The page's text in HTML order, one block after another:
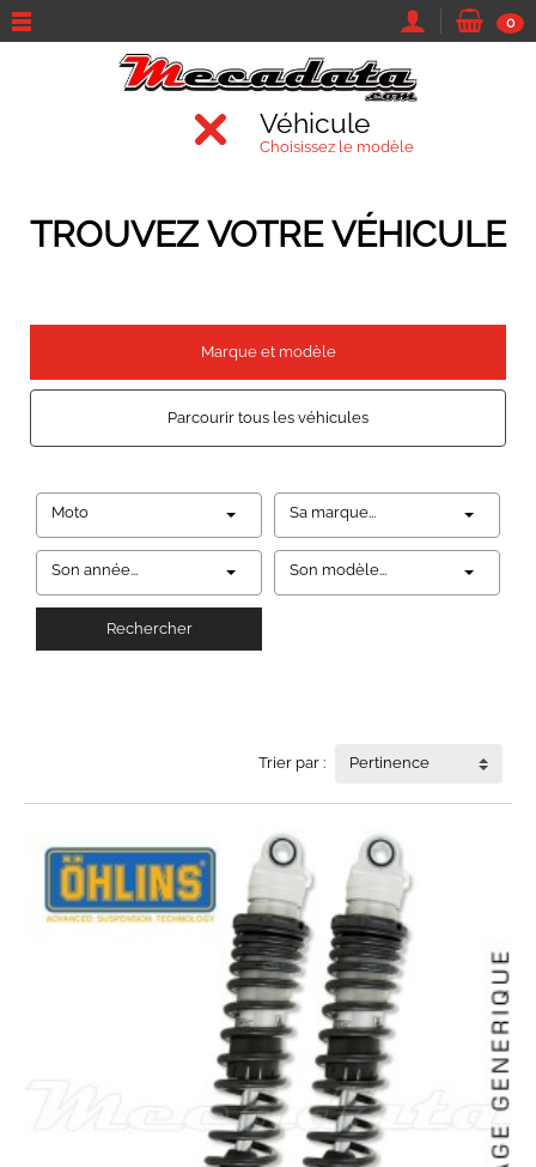
0
Véhicule
Choisissez le modèle
TROUVEZ VOTRE VÉHICULE
Marque et modèle
Parcourir tous les véhicules
Moto Sa marque...
Son année... Son modèle...
Rechercher
Trier par : Pertinence